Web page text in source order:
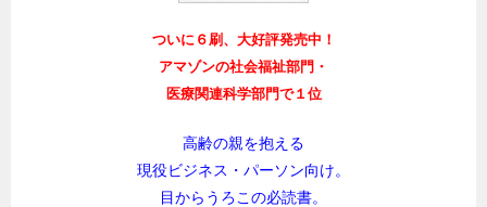
ついに６刷、大好評発売中！
アマゾンの社会福祉部門・
医療関連科学部門で１位
高齢の親を抱える
現役ビジネス・パーソン向け。
目からうろこの必読書。